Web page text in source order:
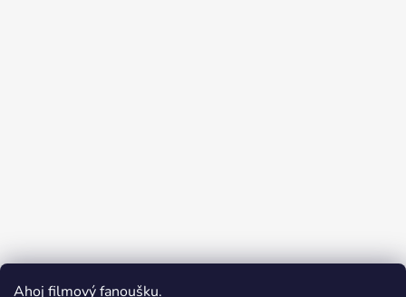
Ahoj filmový fanoušku.